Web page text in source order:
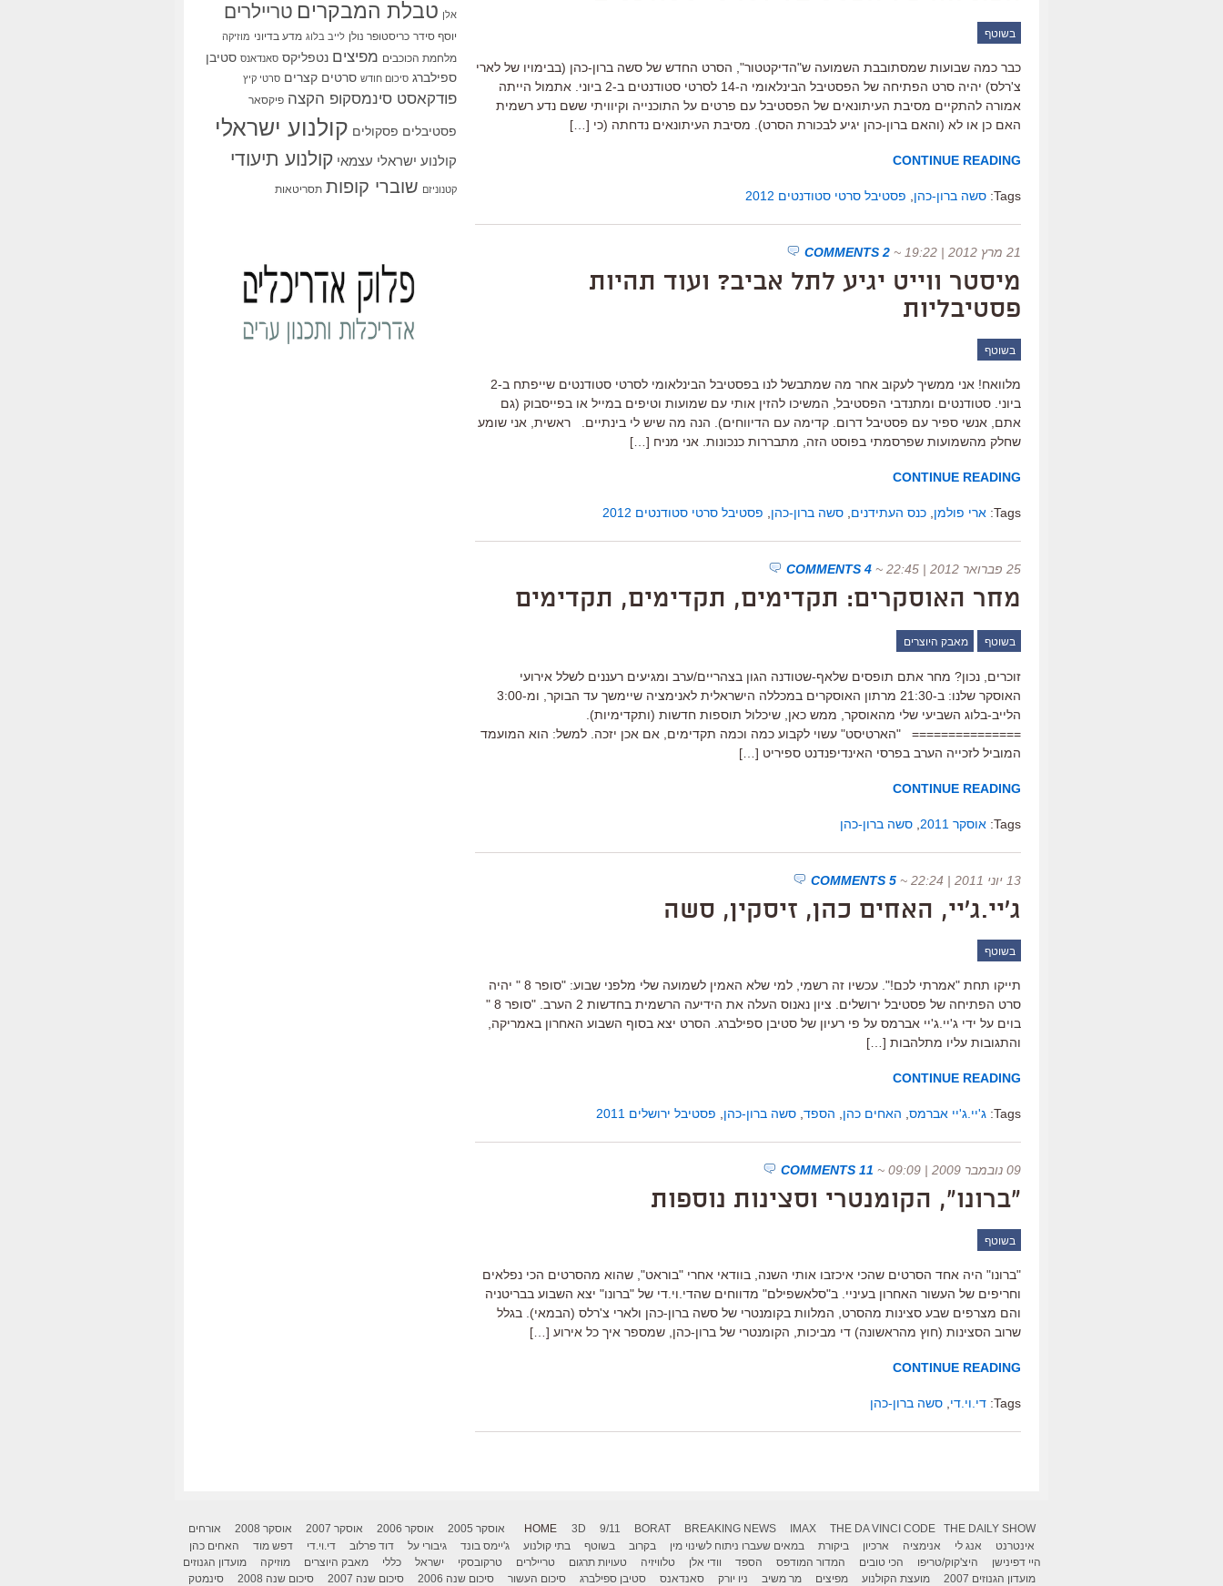
בשוטף
כבר כמה שבועות שמסתובבת השמועה ש"הדיקטטור", הסרט החדש של סשה ברון-כהן (בבימויו של לארי
צ'רלס) יהיה סרט הפתיחה של הפסטיבל הבינלאומי ה-14 לסרטי סטודנטים ב-2 ביוני. אתמול הייתה
אמורה להתקיים מסיבת העיתונאים של הפסטיבל עם פרטים על התוכנייה וקיוויתי ששם נדע רשמית
האם כן או לא (והאם ברון-כהן יגיע לבכורת הסרט). מסיבת העיתונאים נדחתה (כי […]
CONTINUE READING
Tags: סשה ברון-כהן פסטיבל סרטי סטודנטים 2012
21 מרץ 2012 | 19:22 ~
2 COMMENTS
מיסטר ווייט יגיע לתל אביב? ועוד תהיות
פסטיבליות
בשוטף
מלוואח! אני ממשיך לעקוב אחר מה שמתבשל לנו בפסטיבל הבינלאומי לסרטי סטודנטים שייפתח ב-2
ביוני. סטודנטים ומתנדבי הפסטיבל, המשיכו להזין אותי עם שמועות וטיפים במייל או בפייסבוק (גם
אתם, אנשי ספיר עם פסטיבל דרום. קדימה עם הדיווחים). הנה מה שיש לי בינתיים. ראשית, אני שומע
שחלק מהשמועות שפרסמתי בפוסט הזה, מתבררות כנכונות. אני מניח […]
CONTINUE READING
Tags: ארי פולמן כנס העתידנים סשה ברון-כהן פסטיבל סרטי סטודנטים 2012
25 פברואר 2012 | 22:45 ~
4 COMMENTS
מחר האוסקרים: תקדימים, תקדימים, תקדימים
בשוטף מאבק היוצרים
זוכרים, נכון? מחר אתם תופסים שלאף-שטודנה הגון בצהריים/ערב ומגיעים רעננים לשלל אירועי
האוסקר שלנו: ב-21:30 מרתון האוסקרים במכללה הישראלית לאנימציה שיימשך עד הבוקר, ומ-3:00
הלייב-בלוג השביעי שלי מהאוסקר, ממש כאן, שיכלול תוספות חדשות (ותקדימיות).
=============== "הארטיסט" עשוי לקבוע כמה וכמה תקדימים, אם אכן יזכה. למשל: הוא המועמד
המוביל לזכייה הערב בפרסי האינדיפנדנט ספיריט […]
CONTINUE READING
Tags: אוסקר 2011 סשה ברון-כהן
13 יוני 2011 | 22:24 ~
5 COMMENTS
ג'יי.ג'יי, האחים כהן, זיסקין, סשה
בשוטף
תייקו תחת "אמרתי לכם!". עכשיו זה רשמי, למי שלא האמין לשמועה שלי מלפני שבוע: "סופר 8 " יהיה
סרט הפתיחה של פסטיבל ירושלים. ציון נאנוס העלה את הידיעה הרשמית בחדשות 2 הערב. "סופר 8 "
בוים על ידי ג'יי.ג'יי אברמס על פי רעיון של סטיבן ספילברג. הסרט יצא בסוף השבוע האחרון באמריקה,
והתגובות עליו מתלהבות […]
CONTINUE READING
Tags: ג'יי.ג'יי אברמס האחים כהן הספד סשה ברון-כהן פסטיבל ירושלים 2011
09 נובמבר 2009 | 09:09 ~
11 COMMENTS
"ברונו", הקומנטרי וסצינות נוספות
בשוטף
"ברונו" היה אחד הסרטים שהכי איכזבו אותי השנה, בוודאי אחרי "בוראט", שהוא מהסרטים הכי נפלאים
וחריפים של העשור האחרון בעיניי. ב"סלאשפילם" מדווחים שהדי.וי.די של "ברונו" יצא השבוע בבריטניה
והם מצרפים שבע סצינות מהסרט, המלוות בקומנטרי של סשה ברון-כהן ולארי צ'רלס (הבמאי). בגלל
שרוב הסצינות (חוץ מהראשונה) די מביכות, הקומנטרי של ברון-כהן, שמספר איך כל אירוע […]
CONTINUE READING
Tags: די.וי.די סשה ברון-כהן
אלן טבלת המבקרים טריילרים
יוסף סידר כריסטופר נולן לייב בלוג מדע בדיוני מוזיקה
מלחמת הכוכבים מפיצים נטפליקס סאנדאנס סטיבן
ספילברג סיכום חודש סרטים קצרים סרטי קיץ
פודקאסט סינמסקופ הקצה פיקסאר
פסטיבלים פסקולים קולנוע ישראלי
קולנוע ישראלי עצמאי קולנוע תיעודי
קטנוניזם שוברי קופות תסריטאות
HOME 3D 9/11 BORAT BREAKING NEWS IMAX THE DA VINCI CODE THE DAILY SHOW אוסקר 2005 אוסקר 2006 אוסקר 2007 אוסקר 2008
אורחים
אינטרנט
אנג לי אנימציה ארכיון ביקורת במאים שעברו ניתוח לשינוי מין בקרוב בשוטף בתי קולנוע ג'יימס בונד גיבורי על דוד פרלוב די.וי.די דפש מוד
האחים כהן
היי דפינישן
היצ'קוק/טריפו הכי טובים המדור המודפס הספד וודי אלן טלוויזיה טעויות תרגום טריילרים טרקובסקי ישראל כללי מאבק היוצרים מוזיקה
מועדון הגנוזים
מועדון הגנוזים 2007
מועצת הקולנוע מפיצים מר משיב ניו יורק סאנדאנס סטיבן ספילברג סיכום העשור סיכום שנה 2006 סיכום שנה 2007 סיכום שנה 2008 סינמטק